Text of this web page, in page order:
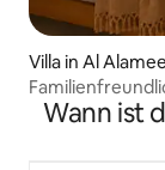
Villa in Al
Wann ist